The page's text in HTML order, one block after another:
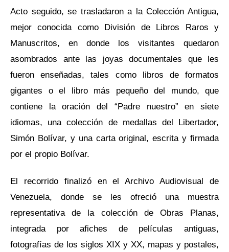
Acto seguido, se trasladaron a la Colección Antigua,
mejor conocida como División de Libros Raros y
Manuscritos, en donde los visitantes quedaron
asombrados ante las joyas documentales que les
fueron enseñadas, tales como libros de formatos
gigantes o el libro más pequeño del mundo, que
contiene la oración del “Padre nuestro” en siete
idiomas, una colección de medallas del Libertador,
Simón Bolívar, y una carta original, escrita y firmada
por el propio Bolívar.
El recorrido finalizó en el Archivo Audiovisual de
Venezuela, donde se les ofreció una muestra
representativa de la colección de Obras Planas,
integrada por afiches de películas antiguas,
fotografías de los siglos XIX y XX, mapas y postales,